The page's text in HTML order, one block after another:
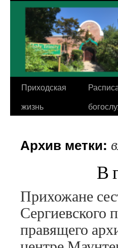
содержимому
Приходская
жизнь
Архив метки:
В
Прихожане
Сергиевского
правящего